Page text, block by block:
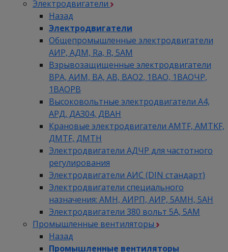
Электродвигатели
Назад
Электродвигатели
Общепромышленные электродвигатели
АИР, АДМ, Ra, R, 5AM
Взрывозащищенные электродвигатели
ВРА, АИМ, ВА, АВ, ВАO2, 1ВАО, 1ВАОЧР,
1ВАОРВ
Высоковольтные электродвигатели A4,
АРД, ДАЗ04, ДВАН
Крановые электродвигатели AMTF, AMTKF,
ДMTF, ДМТН
Электродвигатели АДЧР для частотного
регулирования
Электродвигатели АИС (DIN стандарт)
Электродвигатели специального
назначения: АМН, АИРП, АИР, 5АМН, 5АН
Электродвигатели 380 вольт 5А, 5АМ
Промышленные вентиляторы
Назад
Промышленные вентиляторы